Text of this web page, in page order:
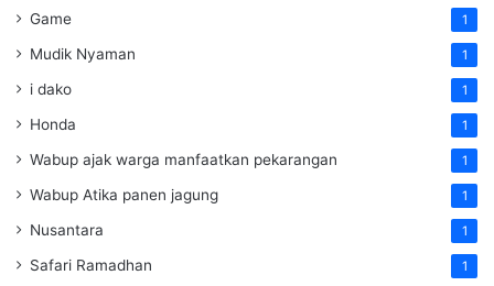
Game 1
Mudik Nyaman 1
i dako 1
Honda 1
Wabup ajak warga manfaatkan pekarangan 1
Wabup Atika panen jagung 1
Nusantara 1
Safari Ramadhan 1